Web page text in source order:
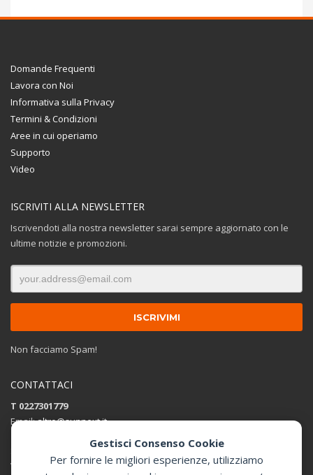
Gestisci Consenso Cookie
Per fornire le migliori esperienze, utilizziamo
Domande Frequenti
Lavora con Noi
Informativa sulla Privacy
Termini & Condizioni
Aree in cui operiamo
Supporto
Video
ISCRIVITI ALLA NEWSLETTER
Iscrivendoti alla nostra newsletter sarai sempre aggiornato con le
ultime notizie e promozioni.
Non facciamo Spam!
CONTATTACI
T 0227301779
Email:altro@sunnext.it
Via Perugino 44 , 20093 Cologno Monzese (MI)